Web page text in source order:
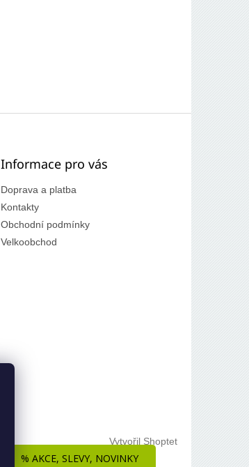
Informace pro vás
Doprava a platba
Kontakty
Obchodní podmínky
Velkoobchod
Vytvořil Shoptet
% AKCE, SLEVY, NOVINKY